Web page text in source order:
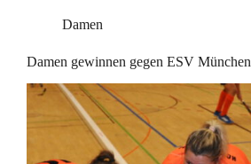
Damen
Damen gewinnen gegen ESV München